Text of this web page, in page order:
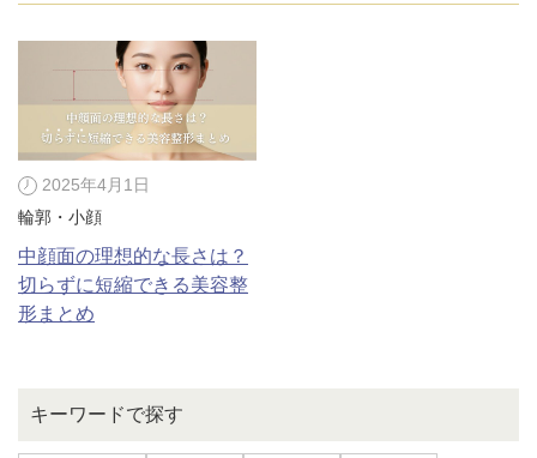
キーワードで探す
2025年4月1日
輪郭・小顔
中顔面の理想的な長さは？
切らずに短縮できる美容整
形まとめ